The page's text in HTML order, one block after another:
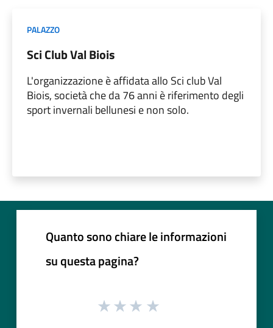
PALAZZO
Sci Club Val Biois
L'organizzazione è affidata allo Sci club Val
Biois, società che da 76 anni è riferimento degli
sport invernali bellunesi e non solo.
Quanto sono chiare le informazioni
su questa pagina?